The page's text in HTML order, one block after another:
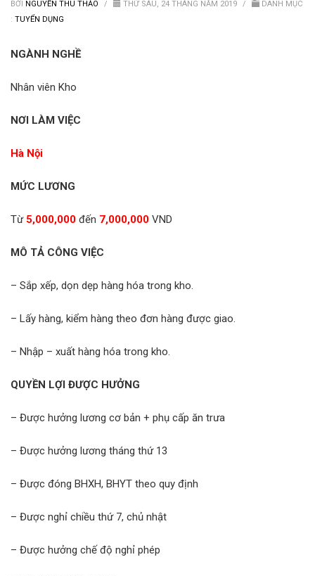
BỞI NGUYỄN THU THẢO / THỨ SÁU, 24 THÁNG NĂM 2019 /
DANH MỤC
: TUYỂN DỤNG
NGÀNH NGHỀ
Nhân viên Kho
NƠI LÀM VIỆC
Hà Nội
MỨC LƯƠNG
Từ 5,000,000 đến 7,000,000 VND
MÔ TẢ CÔNG VIỆC
– Sắp xếp, dọn dẹp hàng hóa trong kho.
– Lấy hàng, kiểm hàng theo đơn hàng được giao.
– Nhập – xuất hàng hóa trong kho.
QUYỀN LỢI ĐƯỢC HƯỞNG
– Được hưởng lương cơ bản + phụ cấp ăn trưa
– Được hưởng lương tháng thứ 13
– Được đóng BHXH, BHYT theo quy định
– Được nghỉ chiều thứ 7, chủ nhật
– Được hưởng chế độ nghỉ phép